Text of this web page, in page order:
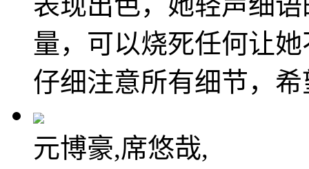
量，可以烧死任何让
仔细注意所有细节，
元博豪,席悠哉,